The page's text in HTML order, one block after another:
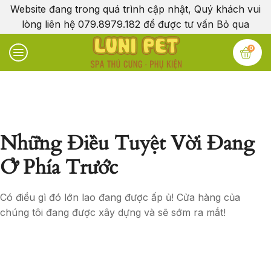
Website đang trong quá trình cập nhật, Quý khách vui
lòng liên hệ 079.8979.182 để được tư vấn Bỏ qua
0
Những Điều Tuyệt Vời Đang
Ở Phía Trước
Có điều gì đó lớn lao đang được ấp ủ! Cửa hàng của
chúng tôi đang được xây dựng và sẽ sớm ra mắt!